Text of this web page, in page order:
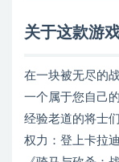
关于这款游
在一块被无尽的
一个属于您自己
经验老道的将士
权力：登上卡拉